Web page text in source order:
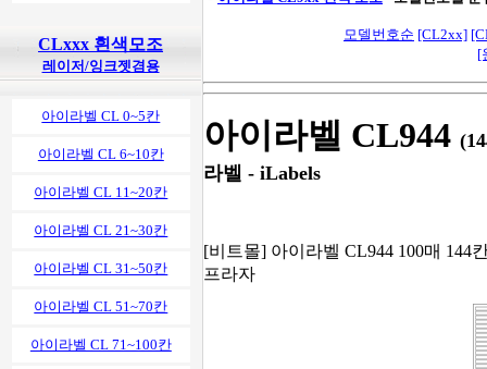
CLxxx 흰색모조
레이저/잉크젯겸용
아이라벨 CL 0~5칸
아이라벨 CL 6~10칸
아이라벨 CL 11~20칸
아이라벨 CL 21~30칸
아이라벨 CL 31~50칸
아이라벨 CL 51~70칸
아이라벨 CL 71~100칸
모델번호순 [CL2xx]
[
아이라벨 CL944
라벨 - iLabels
[비트몰] 아이라벨 CL944 100매 144
프라자